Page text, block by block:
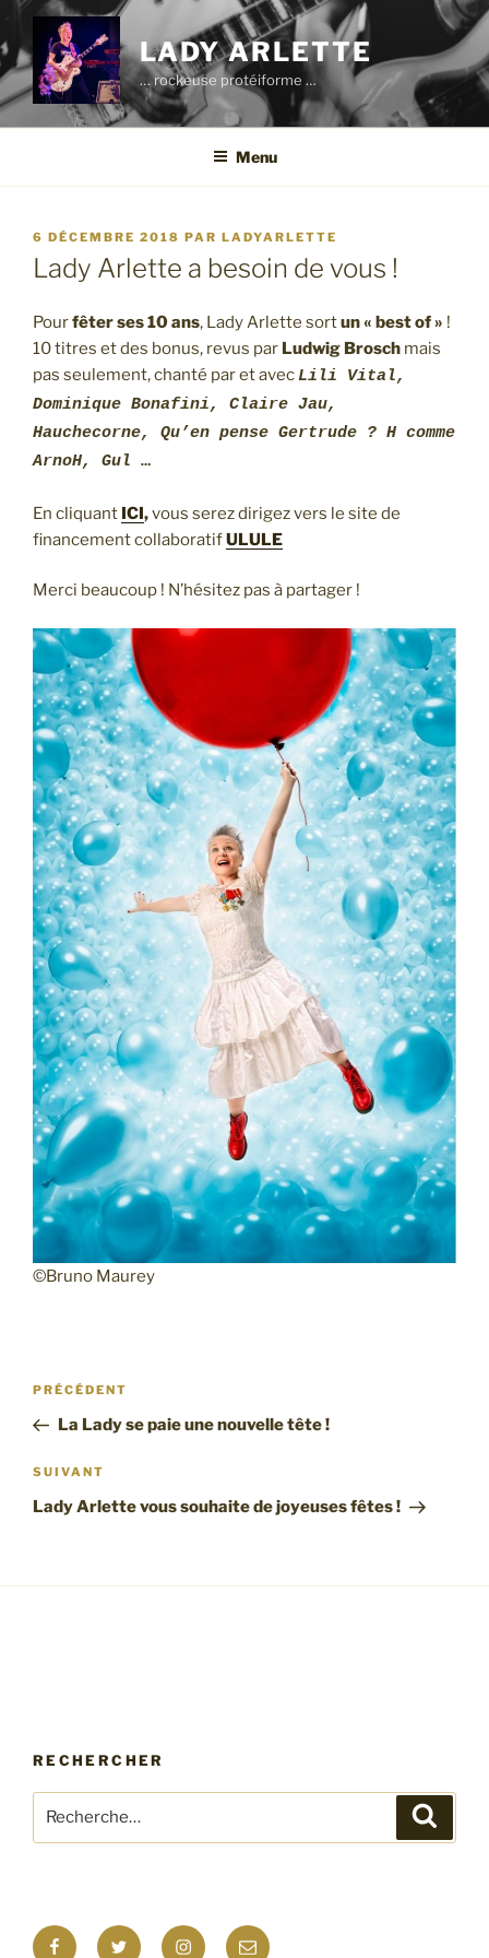
Aller
au
contenu
principal
LADY ARLETTE
… rockeuse protéiforme …
Menu
PUBLIÉ
LE
6 DÉCEMBRE 2018 PAR LADYARLETTE
Lady Arlette a besoin de vous !
Pourfêter ses 10 ans, Lady Arlette sortun « best of » !
10 titres et des bonus, revus par Ludwig Brosch mais
pas seulement, chanté par et avecLili Vital,
Dominique Bonafini, Claire Jau,
Hauchecorne, Qu’en pense Gertrude ? H comme
ArnoH, Gul …
En cliquant ICI,vous serez dirigez vers le site de
financement collaboratifULULE
Merci beaucoup ! N’hésitez pas à partager !
©Bruno Maurey
Navigation
l’article
Article
précédent
PRÉCÉDENT
La Lady se paie une nouvelle tête !
Article
suivant
SUIVANT
Lady Arlette vous souhaite de joyeuses fêtes !
RECHERCHER
pour
FacebookTwitter Instagram
E-